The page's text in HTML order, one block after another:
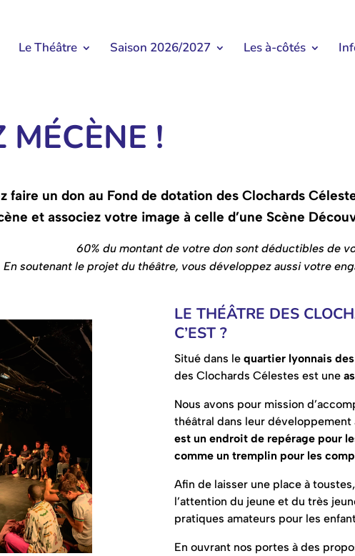
Le Théâtre Saison 2026/2027 Les à-côtés
MÉCÈNE !
faire un don au Fond de dotation des Clochards
et associez votre image à celle d’une Scène
60% du montant de votre don sont déductibles de
En soutenant le projet du théâtre, vous développez aussi votre
LE THÉÂTRE DES
C’EST ?
Situé dans lequartier lyonnais
des Clochards Célestes est une
Nous avons pour mission
théâtral dans leur
est un endroit de repérage pour
comme un tremplin pour les
Afin de laisser une place à
l’attention du jeune et du très
pratiques amateurs pour les
En ouvrant nos portes à des